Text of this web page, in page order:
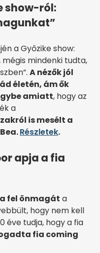
show-ról:
a Győzike show:
mindenki tudta,
A nézők jól
életén, ám ők
amiatt, hogy az
a
is mesélt a
Részletek.
apja a fia
fel önmagát a
hogy nem kell
éve tudja, hogy a fia
fia coming